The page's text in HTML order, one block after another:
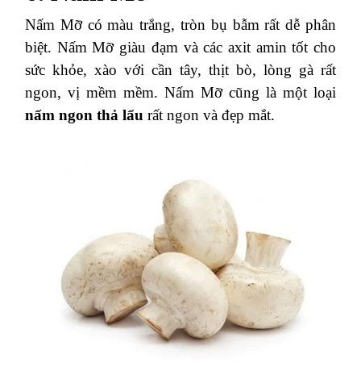
Nấm Mỡ có màu trắng, tròn bụ bẫm rất dễ phân
biệt. Nấm Mỡ giàu đạm và các axit amin tốt cho
sức khỏe, xào với cần tây, thịt bò, lòng gà rất
ngon, vị mềm mềm. Nấm Mỡ cũng là một loại
nấm ngon thả lẩu rất ngon và đẹp mắt.